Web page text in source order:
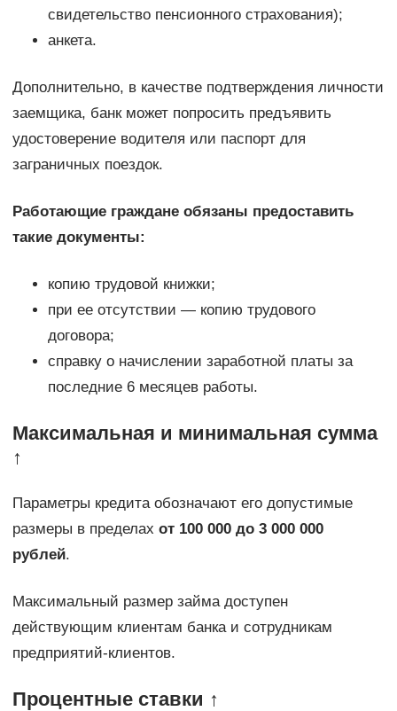
свидетельство пенсионного страхования);
анкета.
Дополнительно, в качестве подтверждения личности
заемщика, банк может попросить предъявить
удостоверение водителя или паспорт для
заграничных поездок.
Работающие граждане обязаны предоставить
такие документы:
копию трудовой книжки;
при ее отсутствии — копию трудового
договора;
справку о начислении заработной платы за
последние 6 месяцев работы.
Максимальная и минимальная сумма
↑
Параметры кредита обозначают его допустимые
размеры в пределах от 100 000 до 3 000 000
рублей.
Максимальный размер займа доступен
действующим клиентам банка и сотрудникам
предприятий-клиентов.
Процентные ставки ↑